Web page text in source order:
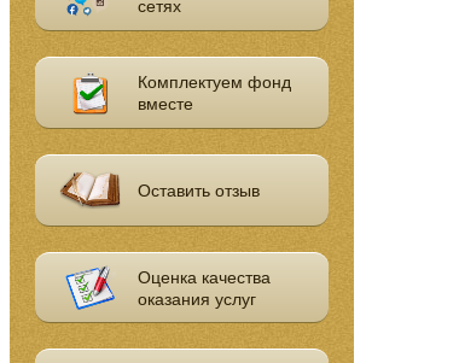
сетях
Комплектуем фонд
вместе
Оставить отзыв
Оценка качества
оказания услуг